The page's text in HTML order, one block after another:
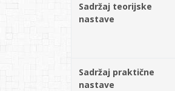
Sadržaj teorijske
nastave
Sadržaj praktične
nastave